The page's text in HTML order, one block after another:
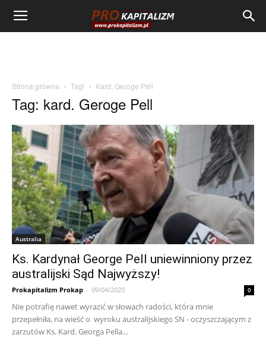
Strona główna Tagi Kard. Geroge Pell
Tag: kard. Geroge Pell
Australia
Ks. Kardynał George Pell uniewinniony przez
australijski Sąd Najwyższy!
Prokapitalizm Prokap - 09/04/2020 0
Nie potrafię nawet wyrazić w słowach radości, która mnie
przepełniła, na wieść o wyroku australijskiego SN - oczyszczającym z
zarzutów Ks. Kard. Georga Pella...